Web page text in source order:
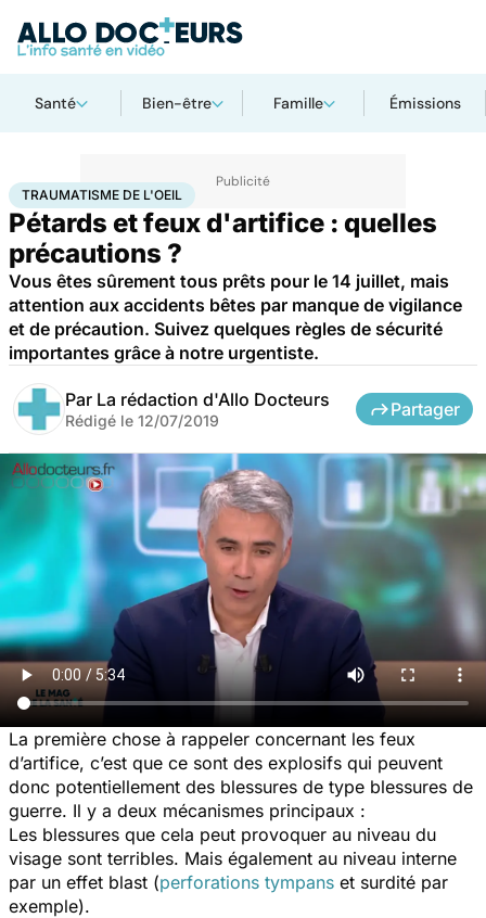
Santé Bien-être Famille Émissions
AccueilSantéTraumatisme de l'oeil
TRAUMATISME DE L'OEIL
Pétards et feux d'artifice : quelles
précautions ?
Vous êtes sûrement tous prêts pour le 14 juillet, mais
attention aux accidents bêtes par manque de vigilance
et de précaution. Suivez quelques règles de sécurité
importantes grâce à notre urgentiste.
Par La rédaction d'Allo Docteurs
Rédigé le 12/07/2019
Partager
La première chose à rappeler concernant les feux
d’artifice, c’est que ce sont des explosifs qui peuvent
donc potentiellement des blessures de type blessures de
guerre. Il y a deux mécanismes principaux :
Les blessures que cela peut provoquer au niveau du
visage sont terribles. Mais également au niveau interne
par un effet blast (perforations tympans et surdité par
exemple).